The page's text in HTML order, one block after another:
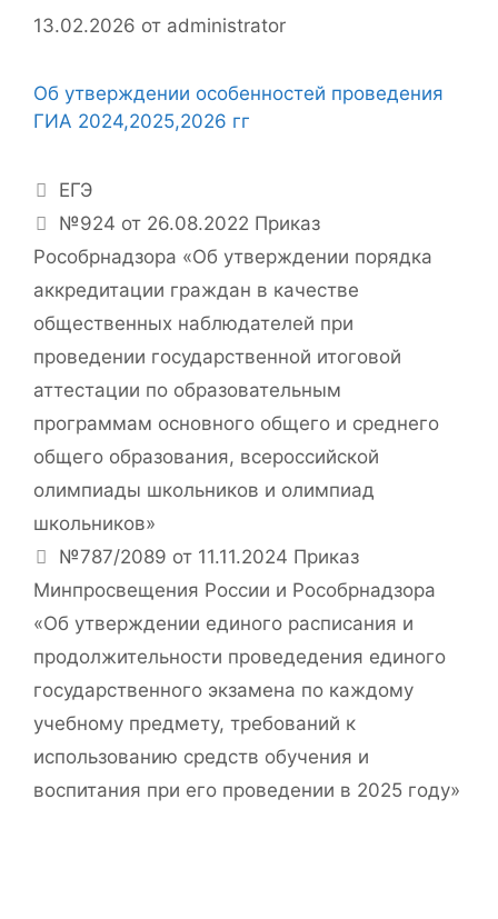
13.02.2026 от administrator
Об утверждении особенностей проведения
ГИА 2024,2025,2026 гг
Рубрики
ЕГЭ
№924 от 26.08.2022 Приказ
Рособрнадзора «Об утверждении порядка
аккредитации граждан в качестве
общественных наблюдателей при
проведении государственной итоговой
аттестации по образовательным
программам основного общего и среднего
общего образования, всероссийской
олимпиады школьников и олимпиад
школьников»
№787/2089 от 11.11.2024 Приказ
Минпросвещения России и Рособрнадзора
«Об утверждении единого расписания и
продолжительности проведедения единого
государственного экзамена по каждому
учебному предмету, требований к
использованию средств обучения и
воспитания при его проведении в 2025 году»